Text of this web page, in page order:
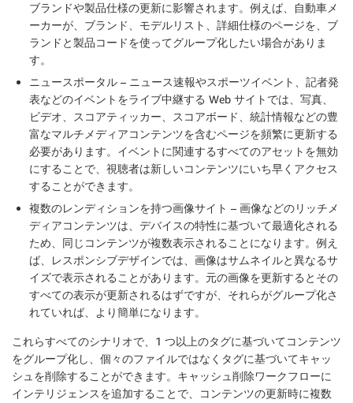
ブランドや製品仕様の更新に影響されます。例えば、自動車メ
ーカーが、ブランド、モデルリスト、詳細仕様のページを、ブ
ランドと製品コードを使ってグループ化したい場合がありま
す。
ニュースポータル – ニュース速報やスポーツイベント、記者発
表などのイベントをライブ中継する Web サイトでは、写真、
ビデオ、スコアティッカー、スコアボード、統計情報などの豊
富なマルチメディアコンテンツを含むページを頻繁に更新する
必要があります。イベントに関連するすべてのアセットを無効
にすることで、視聴者は新しいコンテンツにいち早くアクセス
することができます。
複数のレンディションを持つ画像サイト – 画像などのリッチメ
ディアコンテンツは、デバイスの特性に基づいて最適化される
ため、同じコンテンツが複数表示されることになります。例え
ば、レスポンシブデザインでは、画像はサムネイルと異なるサ
イズで表示されることがあります。元の画像を更新するとその
すべての表示が更新されるはずですが、それらがグループ化さ
れていれば、より簡単になります。
これらすべてのシナリオで、1 つ以上のタグに基づいてコンテンツ
をグループ化し、個々のファイルではなくタグに基づいてキャッ
シュを削除することができます。キャッシュ削除ワークフローに
インテリジェンスを追加することで、コンテンツの更新時に複数